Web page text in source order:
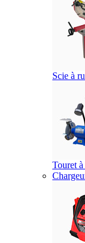
Scie à
Touret